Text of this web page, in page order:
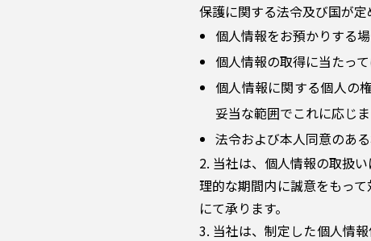
保護に関する法令及び国が定
個人情報をお預かりする
個人情報の取得に当たっ
個人情報に関する個人の
妥当な範囲でこれに応じま
法令および本人同意のあ
2. 当社は、個人情報の取扱
理的な期間内に誠意をもっ
にて承ります。
3. 当社は、制定した個人情